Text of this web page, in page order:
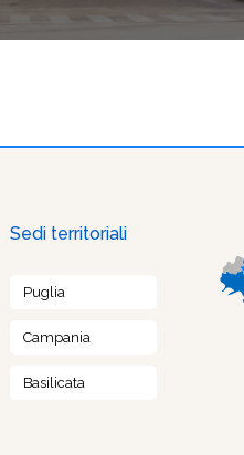
Sedi territoriali
Puglia
Campania
Basilicata